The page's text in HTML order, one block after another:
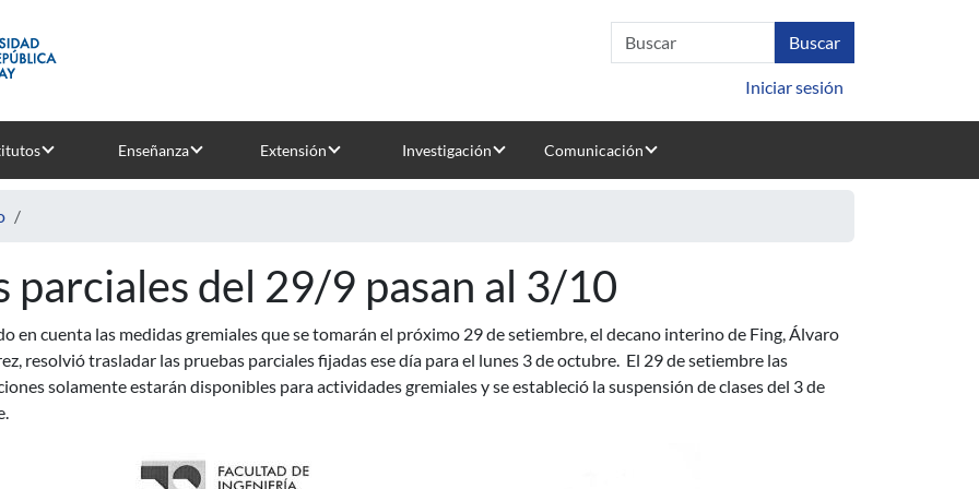
Iniciar sesión
Enseñanza Extensión Investigación Comunicación
parciales del 29/9 pasan al 3/10
en cuenta las medidas gremiales que se tomarán el próximo 29 de setiembre, el decano interino de Fing, Álvaro
resolvió trasladar las pruebas parciales fijadas ese día para el lunes 3 de octubre. El 29 de setiembre las
solamente estarán disponibles para actividades gremiales y se estableció la suspensión de clases del 3 de